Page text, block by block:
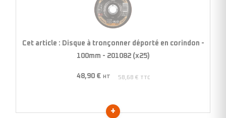
déporté
en
-
Cet article : Disque à tronçonner déporté en corindon -
100mm - 201082 (x25)
48,90 € HT 58,68 € TTC